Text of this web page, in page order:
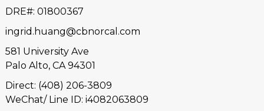
DRE#: 01800367
ingrid.huang@cbnorcal.com
581 University Ave
Palo Alto, CA 94301
Direct: (408) 206-3809
WeChat/ Line ID: i4082063809